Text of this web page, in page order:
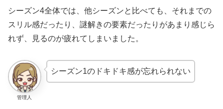
シーズン4全体では、他シーズンと比べても、それまでの
スリル感だったり、謎解きの要素だったりがあまり感じら
れず、見るのが疲れてしまいました。
管理人
シーズン1のドキドキ感が忘れられない